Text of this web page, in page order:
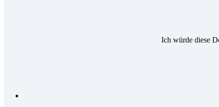
Ich würde diese